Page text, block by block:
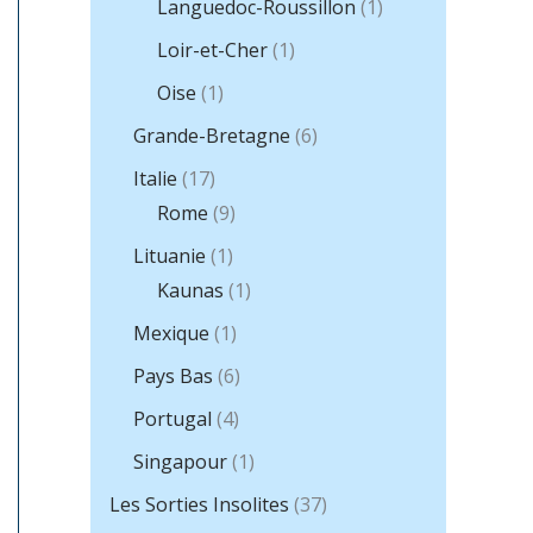
Languedoc-Roussillon (1)
Loir-et-Cher(1)
Oise (1)
Grande-Bretagne (6)
Italie (17)
Rome (9)
Lituanie (1)
Kaunas (1)
Mexique (1)
Pays Bas (6)
Portugal (4)
Singapour(1)
Les Sorties Insolites (37)